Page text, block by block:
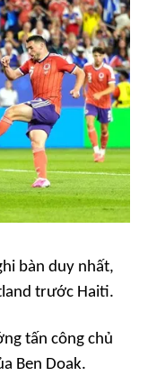
bàn duy nhất,
trước Haiti.
tấn công chủ
Ben Doak.